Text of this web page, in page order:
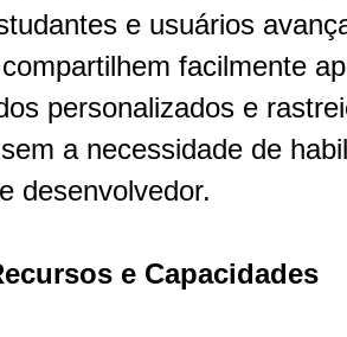
e usuários
facilmente
personalizados e
a necessidade de
desenvolvedor.
e Capacidades